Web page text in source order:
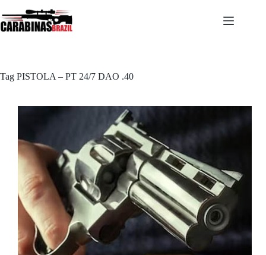
para
o
Tag PISTOLA – PT 24/7 DAO .40